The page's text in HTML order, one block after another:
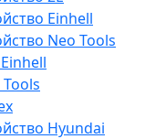
Einhell
Neo Tools
Hyundai